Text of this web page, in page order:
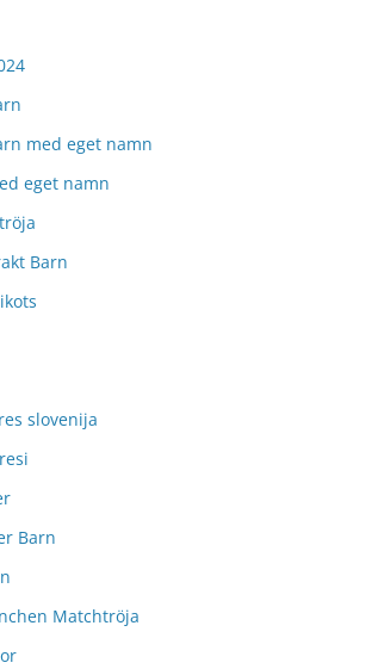
med eget namn
eget namn
Barn
slovenija
Barn
Matchtröja